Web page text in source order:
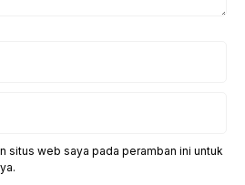
situs web saya pada peramban ini untuk